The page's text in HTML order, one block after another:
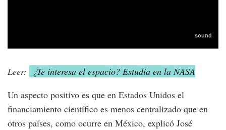
Leer:
¿Te interesa el espacio? Estudia en la NASA
Un aspecto positivo es que en Estados Unidos el
financiamiento científico es menos centralizado que en
otros países, como ocurre en México, explicó José